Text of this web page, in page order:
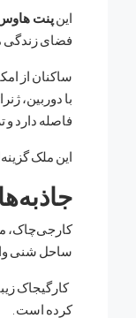
اینپنت
فضای زندگی مدرن است.
با دوربین،
فاصله دارد و
این ملک
ساحل شنی
کارگیجاک
کرده است.